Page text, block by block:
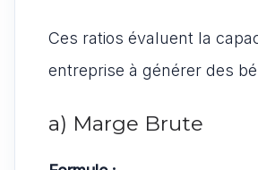
Ces ratios évaluent la
entreprise à générer des
a) Marge Brute